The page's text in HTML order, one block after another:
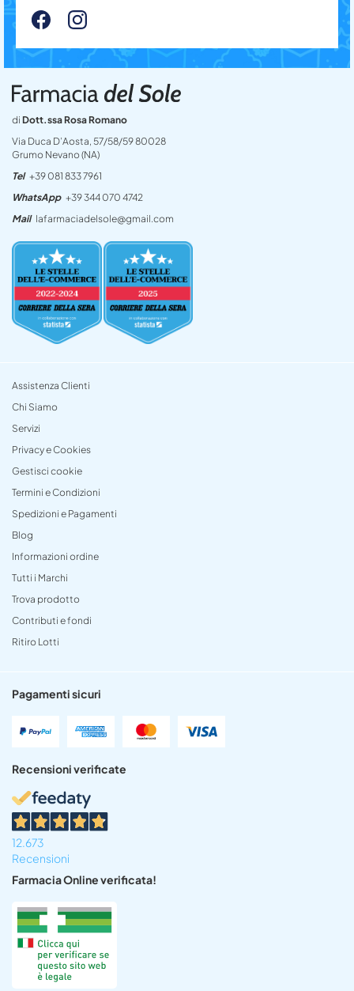
di Dott.ssa Rosa Romano
Via Duca D’Aosta, 57/58/59 80028
Grumo Nevano (NA)
Tel +39 081 833 7961
WhatsApp +39 344 070 4742
Mail lafarmaciadelsole@gmail.com
Assistenza Clienti
Chi Siamo
Servizi
Privacy e Cookies
Gestisci cookie
Termini e Condizioni
Spedizioni e Pagamenti
Blog
Informazioni ordine
Tutti i Marchi
Trova prodotto
Contributi e fondi
Ritiro Lotti
Pagamenti sicuri
Recensioni verificate
12.673
Recensioni
Farmacia Online verificata!